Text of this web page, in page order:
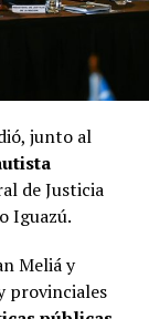
inscriptos
participar
de
el
y
movimiento
de las
junto al
de Justicia
Iguazú.
Meliá y
provinciales